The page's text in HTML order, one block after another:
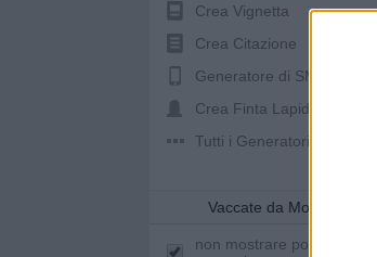
Crea Vignetta
Crea Citazione
Generatore di SMS
Crea Finta Lapide
Tutti i Generatori
Vaccate da Mostrare
non mostrare post a sfondo